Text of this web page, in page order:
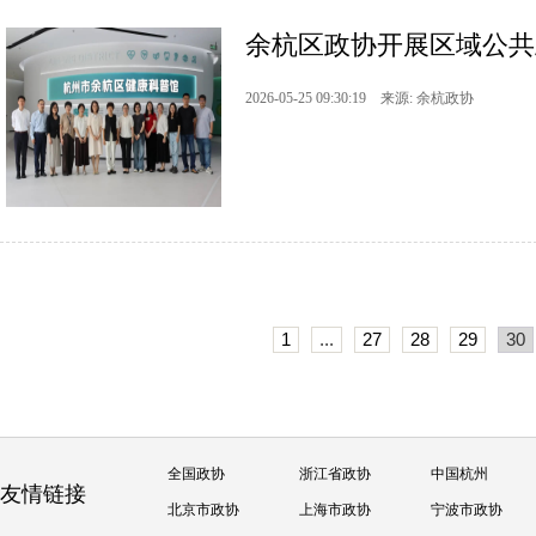
余杭区政协开展区域公
2026-05-25 09:30:19 来源: 余杭政协
1 ... 27 28 29 30
友情链接
全国政协 浙江省政协 中国杭州
北京市政协 上海市政协 宁波市政协